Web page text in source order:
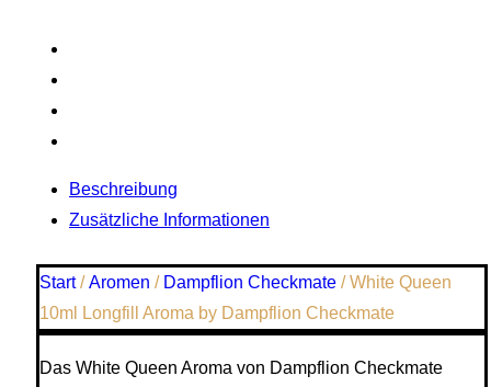
Beschreibung
Zusätzliche Informationen
Start/Aromen / Dampflion Checkmate / White Queen
10ml Longfill Aroma by Dampflion Checkmate
Das White Queen Aroma von Dampflion Checkmate